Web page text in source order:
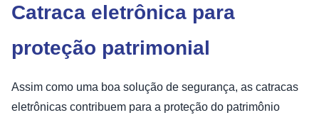
Catraca eletrônica para
proteção patrimonial
Assim como uma boa solução de segurança, as catracas
eletrônicas contribuem para a proteção do patrimônio